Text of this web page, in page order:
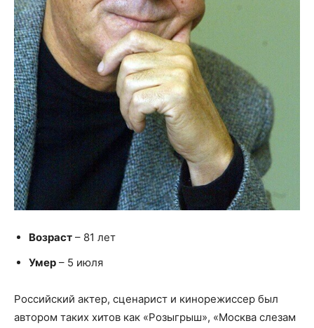
Возраст – 81 лет
Умер – 5 июля
Российский актер, сценарист и кинорежиссер был
автором таких хитов как «Розыгрыш», «Москва слезам